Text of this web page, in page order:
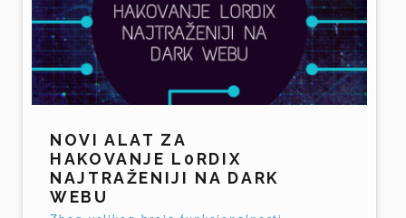
NOVI ALAT ZA
HAKOVANJE L0RDIX
NAJTRAŽENIJI NA DARK
WEBU